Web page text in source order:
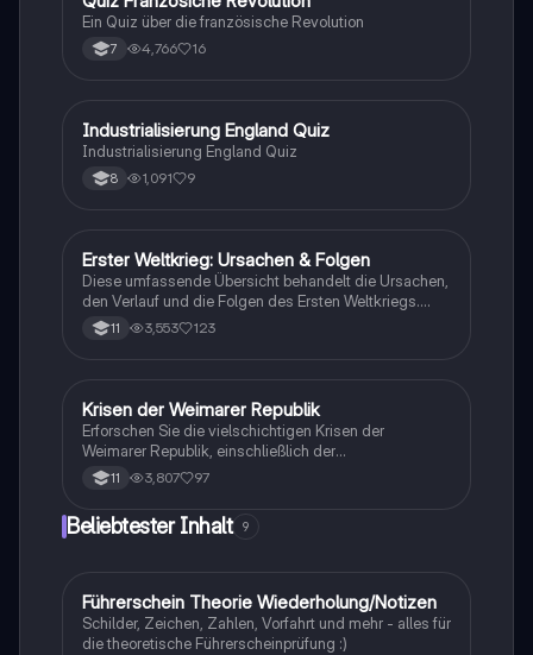
Abitur in Hessen (Q1 bis Q4).
Ein Quiz über die französische Revolution
7 4,766 16
IGeschichte
Industrialisierung England Quiz
Industrialisierung England Quiz
8 1,091 9
Geschichte
Erster Weltkrieg: Ursachen & Folgen
Diese umfassende Übersicht behandelt die Ursachen,
den Verlauf und die Folgen des Ersten Weltkriegs.
Erfahren Sie mehr über die Julikrise 1914, die
Kriegsziele der Großmächte, den Schlieffen-Plan, den
Politikwissenschaft.
11 3,553 123
Geschichte
Krisen der Weimarer Republik
Erforschen Sie die vielschichtigen Krisen der
Weimarer Republik, einschließlich der
Novemberrevolution, des Versailler Vertrags, der
Inflation und der Weltwirtschaftskrise. Diese
die politischen und wirtschaftlichen
Studierende, die sich mit der Geschichte und den
Ursachen der Weimarer Republik auseinandersetzen
möchten.
11 3,807 97
Beliebtester Inhalt 9
FLerntipps
Führerschein Theorie Wiederholung/Notizen
Schilder, Zeichen, Zahlen, Vorfahrt und mehr - alles für
die theoretische Führerscheinprüfung :)